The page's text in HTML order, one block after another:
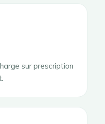
sur prescription